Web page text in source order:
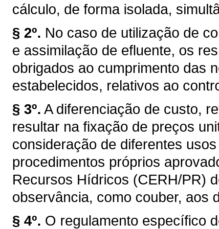
cálculo, de forma isolada,
§ 2º. No caso de utilização de
e assimilação de efluente, os
obrigados ao cumprimento das
estabelecidos, relativos ao
§ 3º. A diferenciação de custo,
resultar na fixação de preços
consideração de diferentes
procedimentos próprios
Recursos Hídricos (CERH/PR)
observância, como couber, aos
§ 4º. O regulamento específico